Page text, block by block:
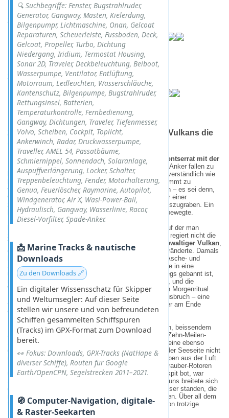
🔍 Suchbegriffe: Fenster, Bugstrahlruder,
Generator, Gangway, Masten, Kielerdung,
Bilgenpumpr, Lichtmaschine, Onan, Gelcoat
Reparaturen, Scheuerleiste, Fussboden, Deck,
Gelcoat, Propeller, Turbo, Dichtung
Niedergang, Iridium, Termostat Housing,
Sonar 2D, Traveler, Deckbeleuchtung, Beiboot,
Wasserpumpe, Ventilator, Entlüftung,
Motorraum, Ledleuchten, Wasserschläuche,
Kantenschutz, Bilgenpumpe, Bugstrahlruder,
Rettungsinsel, Batterien,
Temperaturkontrolle, Fernbedienung,
Gangway, Dichtungen, Traveler, Tiefenmesser,
Volvo, Scheiben, Cockpit, Toplicht,
Ankerwinch, Radar, Druckwasserpumpe,
Traveller, AMEL 54, Passatbäume,
Schmiernippel, Sonnendach, Solaranlage,
Auspuffverlängerung, Locker, Schalter,
Treppenbeleuchtung, Fender, Motorhalterung,
Genua, Feuerlöscher, Raymarine, Autopilot,
Windgenerator, Air X, Wasi-Power-Ball,
Hydraulisch, Gangway, Wasserlinie, Racor,
Diesel-Vorfilter, Spade-Anker.
📩 Marine Tracks & nautische
Downloads
Zu den Downloads 🔗
Ein digitaler Wissensschatz für Skipper
und Weltumsegler: Auf dieser Seite
stellen wir unsere und von befreundeten
Schiffen gesammelten Schiffspuren
(Tracks) im GPX-Format zum Download
bereit.
👀 Fokus: Downloads, GPX-Tracks (NatHape &
diverser Schiffe), Routen für Google
Earth/OpenCPN, Segelstrecken 2011–2021.
🧭 Computer-Navigation, digitale-
& Raster-Seekarten
2004.03 - Martinique
2004.03 - Antigua
2004.03 - Montserrat: Wenn der Atem des Vulkans die
Segelpläne diktiert
Ursprünglich hatten wir den ganz klassischen Plan,
Montserrat mit der
„NatHape“ anzusteuern
und direkt vor der Küste den Anker fallen zu
lassen. Doch die lokalen Warnungen waren so unmissverständlich wie
besorgniserregend: Man gab uns freundlich, aber bestimmt zu
verstehen, dass es wenig ratsam sei, dort zu verweilen – es sei denn,
wir hätten Lust, unser Deck am nächsten Morgen unter einer
zentimeterdicken Schicht aus frischer Vulkanasche auszugraben. Ein
kleiner Hinweis, der uns sehr schnell zum Umdenken bewegte.
ist eben keine gewöhnliche Karibikinsel, auf der man
zwischen Palmen und Puderzuckerstrand flaniert. Hier regiert nicht die
Tourismusbehörde, sondern der Soufrière Hills – ein
gewaltiger Vulkan,
der das Schicksal der Insel im Jahr 1997 für immer veränderte. Damals
begrub er dieHauptstadt Plymouth
unter gewaltigen Asche- und
Schlammreisen und verwandelte die gesamte Südhälfte in eine
unbewohnbare Geisterzone. Dass die Gefahr keineswegs gebannt ist,
spürt man an jedem Tag: Der Berg rumort unaufhörlich, und die
Warnmeldungen über Seefunk gehören hier zum festen Morgenritual.
Erst letzten Mittwoch gab es wieder einen kleineren Ausbruch – eine
fast schon höfliche Erinnerung der Natur daran, wer hier am Ende
wirklich das Sagen hat.
Da uns eine Umsegelung aufgrund veralteter Seekarten, beissendem
Schwefelgeruch über dem Wasser und einer strengen Zehn-Meilen-
Sperrzone schlicht zu riskant erschien, hatte Nathalie eine ebenso
glorreiche wie abenteuerliche Idee: Wenn wir uns von der Seeseite nicht
nähern können, betrachten wir das brodelnde Inferno eben aus der Luft.
Kurzerhand tauschten wir unsere Segel gegen Hubschrauber-Rotoren
und hoben ab. Der Anblick, der sich uns aus dem Cockpit bot, war
zutiefst faszinierend und beklemmend zugleich. Unter uns breitete sich
eine halb versunkene Welt aus, in der einst stolze Häuser standen, die
nun von erstarrten Schlammströmen verschluckt wurden. Über all dem
thront der rauchende Krater, der eine düstere, fast schon trotzige
Präsenz ausstrahlt.